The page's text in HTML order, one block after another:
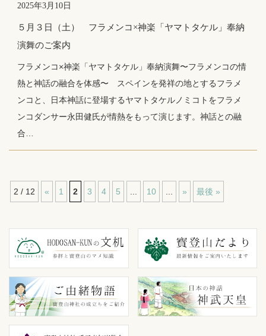
2025年3月10日
５月３日（土） フラメンコ×神楽「ヤマトタケル」奉納
演舞のご案内
フラメンコ×神楽「ヤマトタケル」奉納演舞〜フラメンコの情
熱と神話の融合を体感〜 スペインを発祥の地とするフラメ
ンコと、日本神話に登場するヤマトタケルノミコトをフラメ
ンコダンサー永田健氏が情熱をもって演じます。神話との融
合…
2 / 12 « 1 2 3 4 5 10 » 最後 »
ン
ツ
本
文
の
ー
先
頭
へ
戻